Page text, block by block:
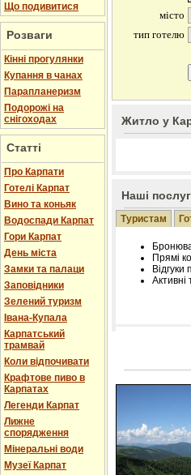
Що подивитися
Розваги
Кінні прогулянки
Купання в чанах
Парапланеризм
Подорожі на
снігоходах
Статті
Про Карпати
Готелі Карпат
Вино та коньяк
Водоспади Карпат
Гори Карпат
День міста
Замки та палаци
Заповідники
Зелений туризм
Івана-Купала
Карпатський
трамвай
Коли відпочивати
Крафтове пиво в
Карпатах
Легенди Карпат
Лижне
спорядження
Мінеральні води
Музеї Карпат
Житло у
Наші
Туристам
Прямі
Відгуки
Активні